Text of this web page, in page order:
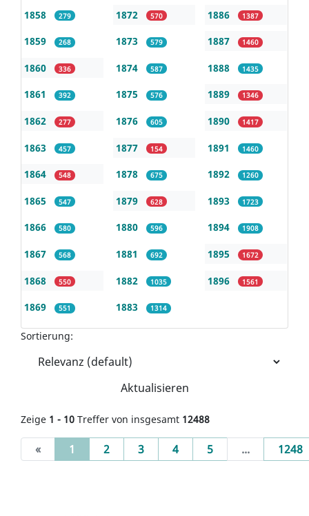
1858 279
1859 268
1860 336
1861 392
1862 277
1863 457
1864 548
1865 547
1866 580
1867 568
1868 550
1869 551
1872 570
1873 579
1874 587
1875 576
1876 605
1877 154
1878 675
1879 628
1880 596
1881 692
1882 1035
1883 1314
1886 1387
1887 1460
1888 1435
1889 1346
1890 1417
1891 1460
1892 1260
1893 1723
1894 1908
1895 1672
1896 1561
Sortierung:
Aktualisieren
Zeige 1 - 10 Treffer von insgesamt 12488
« 1 (current)
2 3 4 5 ... 1248